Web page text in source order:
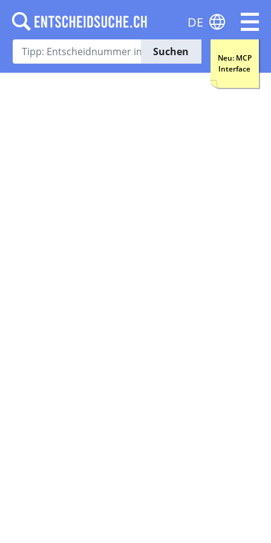
Suchen
Neu: MCP
Interface
DE